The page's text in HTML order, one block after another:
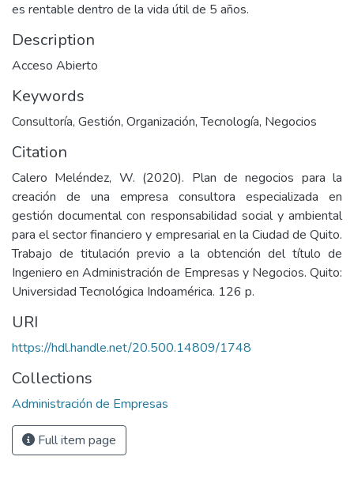
es rentable dentro de la vida útil de 5 años.
Description
Acceso Abierto
Keywords
Consultoría, Gestión, Organización,Tecnología, Negocios
Citation
Calero Meléndez, W. (2020). Plan de negocios para la
creación de una empresa consultora especializada en
gestión documental con responsabilidad social y ambiental
para el sector financiero y empresarial en la Ciudad de Quito.
Trabajo de titulación previo a la obtención del título de
Ingeniero en Administración de Empresas y Negocios. Quito:
Universidad Tecnológica Indoamérica. 126 p.
URI
https://hdl.handle.net/20.500.14809/1748
Collections
Administración de Empresas
Full item page